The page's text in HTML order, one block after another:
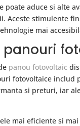
poate aduce si alte
Aceste stimulente
mai
panou fotovoltaic
fotovoltaice
si preturi, iar
mai eficiente si